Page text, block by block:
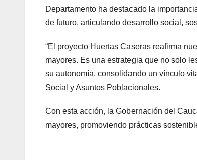
Departamento ha destacado la
de futuro, articulando desarrollo social,
“El proyecto Huertas Caseras reafirma
mayores. Es una estrategia que no solo
su autonomía, consolidando un vínculo
Social y Asuntos Poblacionales.
Con esta acción, la Gobernación del
mayores, promoviendo prácticas